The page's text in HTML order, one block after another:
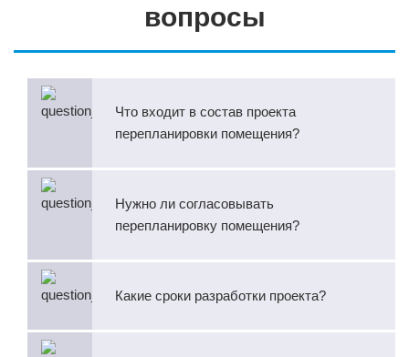
вопросы
Что входит в состав проекта
перепланировки помещения?
Нужно ли согласовывать
перепланировку помещения?
Какие сроки разработки проекта?